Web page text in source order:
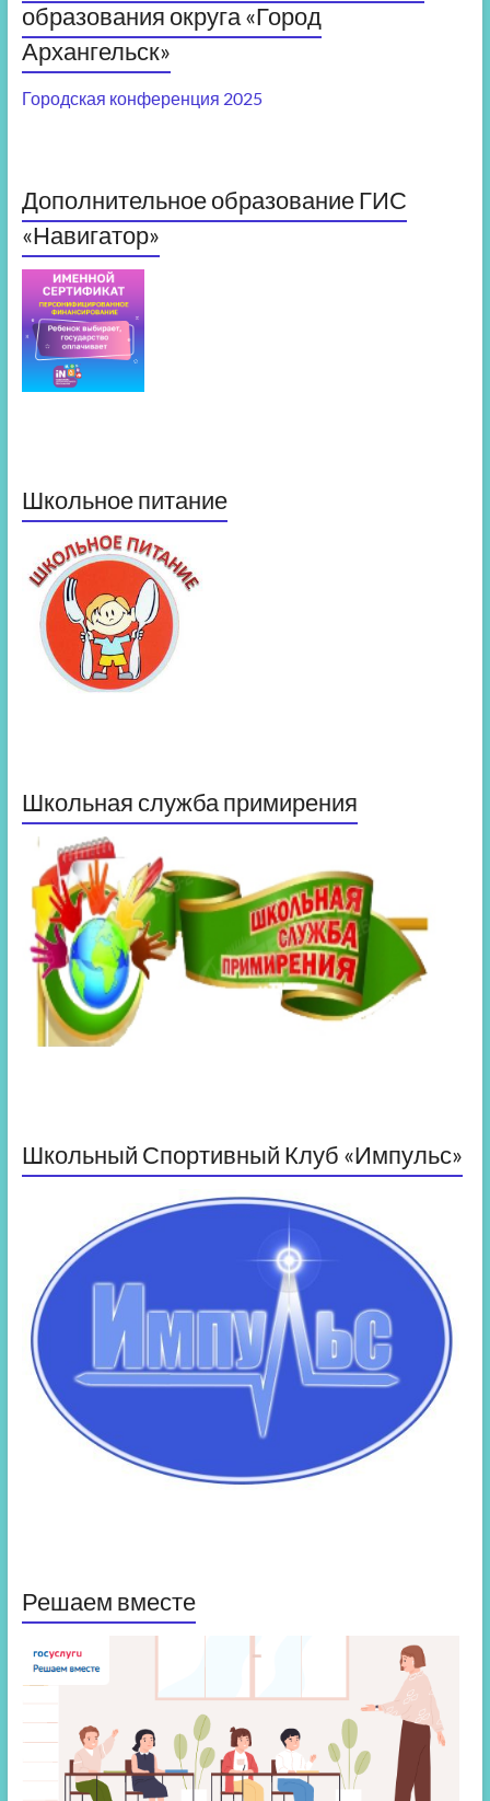
образования округа «Город
Архангельск»
Городская конференция 2025
Дополнительное образование ГИС
«Навигатор»
Школьное питание
Школьная служба примирения
Школьный Спортивный Клуб «Импульс»
Решаем вместе